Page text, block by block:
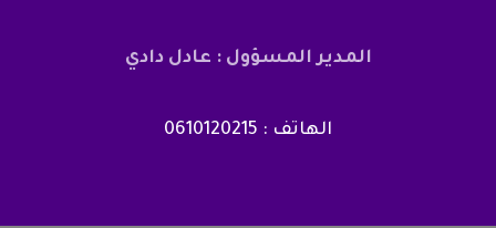
المدير المسؤول : عادل دادي
الهاتف : 0610120215